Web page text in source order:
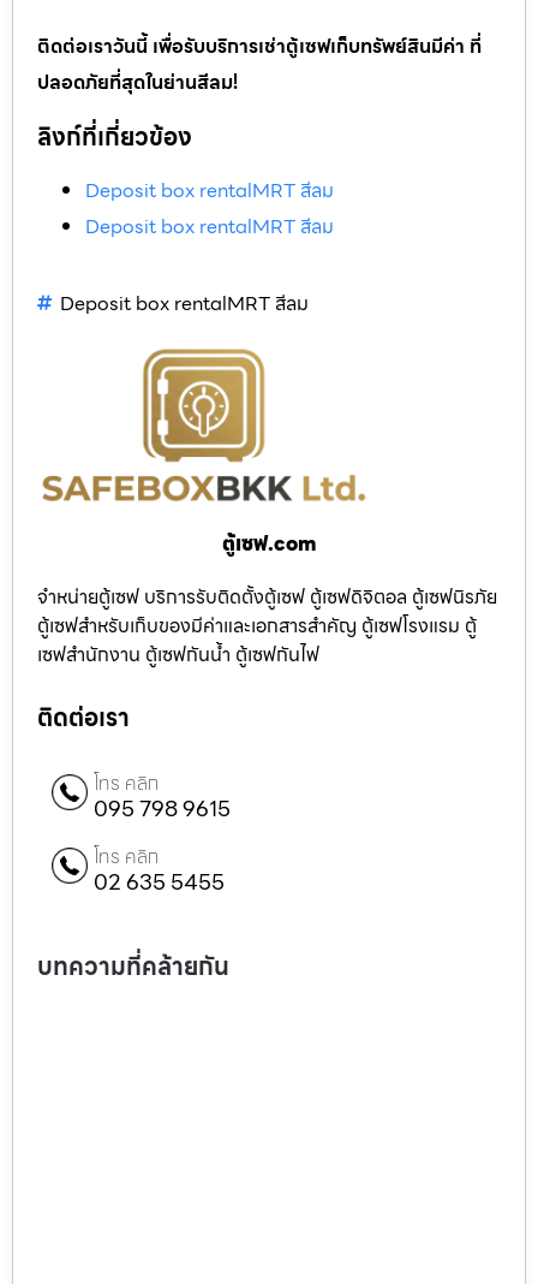
ติดต่อเราวันนี้ เพื่อรับบริการเช่าตู้เซฟเก็บทรัพย์สินมีค่า ที่
ปลอดภัยที่สุดในย่านสีลม!
ลิงก์ที่เกี่ยวข้อง
Deposit box rentalMRT สีลม
Deposit box rentalMRT สีลม
Deposit box rentalMRT สีลม
ตู้เซฟ.com
จำหน่ายตู้เซฟ บริการรับติดตั้งตู้เซฟ ตู้เซฟดิจิตอล ตู้เซฟนิรภัย
ตู้เซฟสำหรับเก็บของมีค่าและเอกสารสำคัญ ตู้เซฟโรงแรม ตู้
เซฟสำนักงาน ตู้เซฟกันน้ำ ตู้เซฟกันไฟ
ติดต่อเรา
โทร คลิก
095 798 9615
โทร คลิก
02 635 5455
บทความที่คล้ายกัน